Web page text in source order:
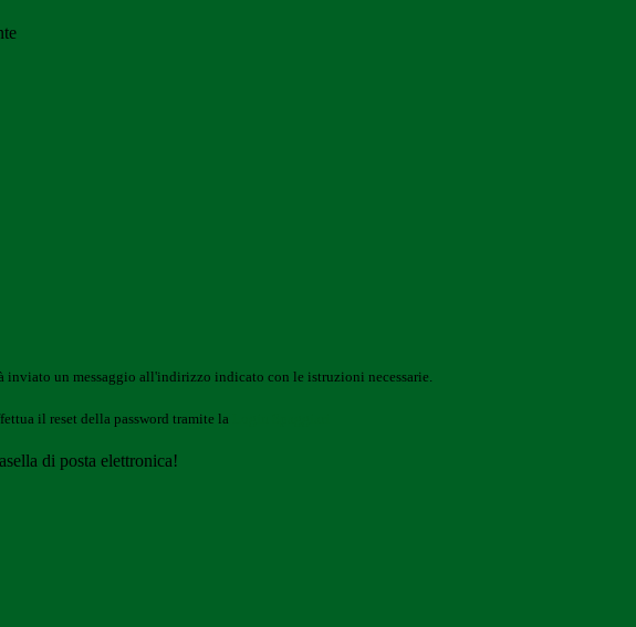
inviato un messaggio all'indirizzo indicato con le istruzioni necessarie.
il reset della password tramite la
di posta elettronica!